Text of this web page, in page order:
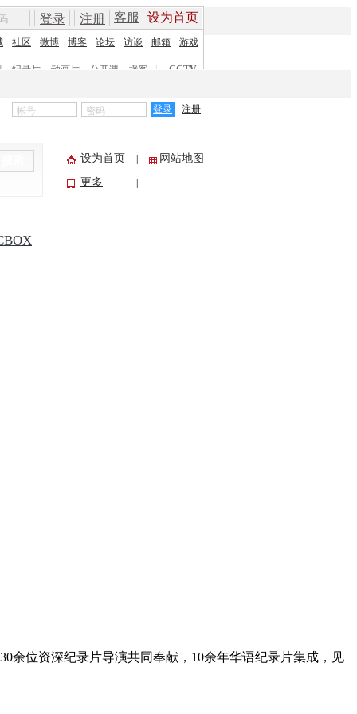
客服 设为首页
登录 注册
社区 微博 博客 论坛 访谈 邮箱 游戏
纪录片 动画片 公开课 播客 | CCTV
登录 注册
设为首页
网站地图
更多
位资深纪录片导演共同奉献，10余年华语纪录片集成，见